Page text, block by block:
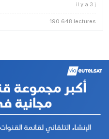
il y a 3 j
190 648 lectures